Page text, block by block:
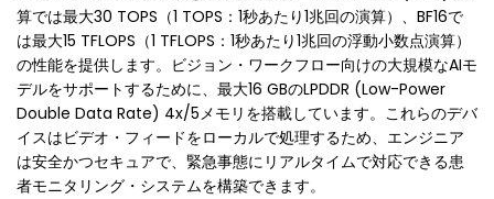
算では最大30 TOPS（1 TOPS：1秒あたり1兆回の演算）、BF16で
は最大15 TFLOPS（1 TFLOPS：1秒あたり1兆回の浮動小数点演算）
の性能を提供します。ビジョン・ワークフロー向けの大規模なAIモ
デルをサポートするために、最大16 GBのLPDDR (Low-Power
Double Data Rate) 4x/5メモリを搭載しています。これらのデバ
イスはビデオ・フィードをローカルで処理するため、エンジニア
は安全かつセキュアで、緊急事態にリアルタイムで対応できる患
者モニタリング・システムを構築できます。